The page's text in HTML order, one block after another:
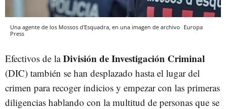
Una agente de los Mossos d'Esquadra, en una imagen de archivo Europa
Press
Efectivos de laDivisión de Investigación Criminal
(DIC) también se han desplazado hasta el lugar del
crimen para recoger indicios y empezar con las primeras
diligencias hablando con la multitud de personas que se